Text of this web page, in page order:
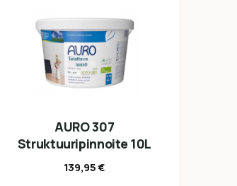
AURO 307
Struktuuripinnoite 10L
139,95€